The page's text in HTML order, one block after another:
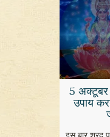
5 अक्टूबर
उपाय